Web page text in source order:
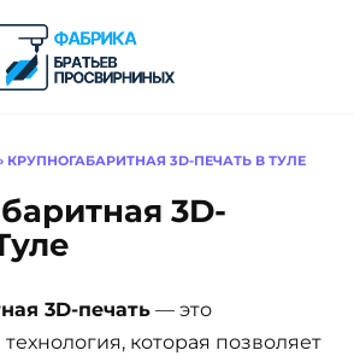
КРУПНОГАБАРИТНАЯ 3D-ПЕЧАТЬ В ТУЛЕ
3D-
3D-печать — это
которая позволяет